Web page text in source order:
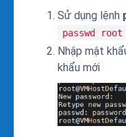
Sử dụng lệnh
passwd root
Nhập mật
khẩu mới